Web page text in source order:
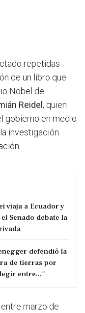
repetidas
de un libro que
Nobel de
Reidel , quien
gobierno en medio
investigación
viaja a Ecuador y
Senado debate la
defendió la
de tierras por
entre..."
marzo de